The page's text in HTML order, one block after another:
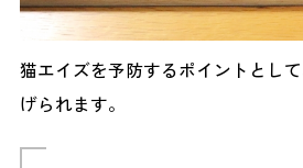
猫エイズを予防するポイントとし
げられます。